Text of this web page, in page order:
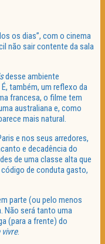
os dias”, com o cinema
não sair contente da sala
desse ambiente
também, um reflexo da
francesa, o filme tem
australiana e, como
mais natural.
e nos seus arredores,
e decadência do
de uma classe alta que
código de conduta gasto,
parte (ou pelo menos
Não será tanto uma
(para a frente) do
vivre.